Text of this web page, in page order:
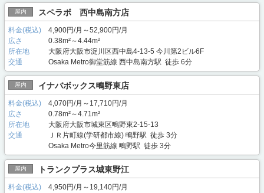
屋内 スペラボ 西中島南方店
料金(税込)
4,900円/月～52,900円/月
広さ
0.38m²～4.44m²
所在地
大阪府大阪市淀川区西中島4-13-5 今川第2ビル6F
交通
Osaka Metro御堂筋線 西中島南方駅 徒歩 6分
屋内 イナバボックス鴫野東店
料金(税込)
4,070円/月～17,710円/月
広さ
0.78m²～4.71m²
所在地
大阪府大阪市城東区鴫野東2-15-13
交通
ＪＲ片町線(学研都市線) 鴫野駅 徒歩 3分
Osaka Metro今里筋線 鴫野駅 徒歩 3分
屋内 トランクプラス城東野江
料金(税込)
4,950円/月～19,140円/月